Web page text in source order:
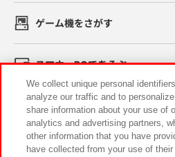
ゲーム機をさがす
スマホ・PCであそぶ
イベント・キャンペーン
We collect unique personal
analyze our traffic and to
share information about your use of
analytics and advertising partners,
other information that you have
have collected from your use of